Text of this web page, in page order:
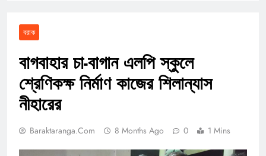
বরাক
বাগবাহার চা-বাগান এলপি স্কুলে
শ্রেণিকক্ষ নির্মাণ কাজের শিলান্যাস
নীহারের
Baraktaranga.com 8 Months Ago 0 1 Mins